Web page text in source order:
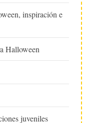
inspiración e
Halloween
juveniles